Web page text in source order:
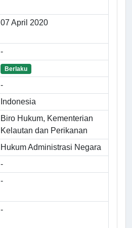
07 April 2020
-
Berlaku
-
Indonesia
Biro Hukum, Kementerian
Kelautan dan Perikanan
Hukum Administrasi Negara
-
-
-